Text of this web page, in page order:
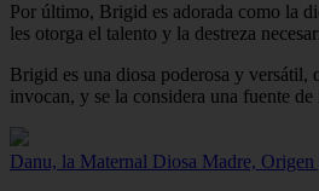
Por último, Brigid es adorada como la
les otorga el talento y la destreza
Brigid es una diosa poderosa y versátil,
invocan, y se la considera una fuente
Danu, la Maternal Diosa Madre, Origen